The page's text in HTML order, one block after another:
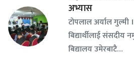
अभ्यास
टोपलाल अर्याल गुल्मी
बिद्यार्थीलाई संसदीय
बिद्यालय उमेरबाटै…